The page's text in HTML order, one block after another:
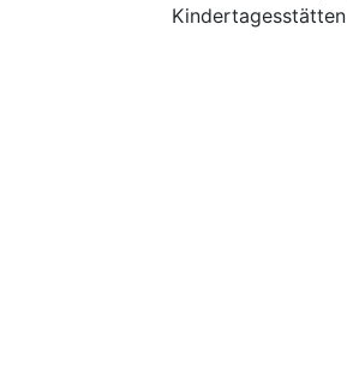
Kindertagesstätten